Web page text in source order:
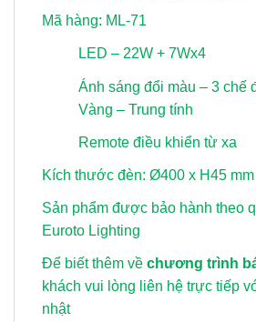
Mã hàng: ML-71
LED – 22W + 7Wx4
Ánh sáng đổi màu – 3 chế
Vàng – Trung tính
Remote điều khiển từ xa
Kích thước đèn: Ø400 x H45 mm
Sản phẩm được bảo hành theo
Euroto Lighting
Để biết thêm về chương trình
khách vui lòng liên hệ trực tiếp
nhật